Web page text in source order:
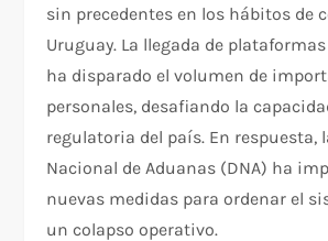
sin precedentes en los hábitos de
Uruguay. La llegada de
ha disparado el volumen de
personales, desafiando la
regulatoria del país. En respuesta,
Nacional de Aduanas (DNA) ha
nuevas medidas para ordenar el
un colapso operativo.